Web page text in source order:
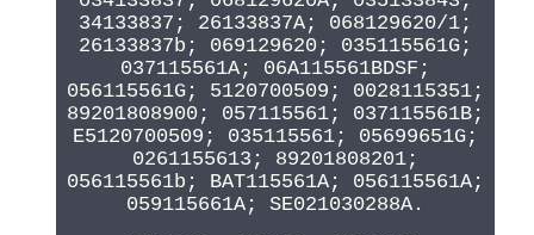
34133837; 26133837A; 068129620/1;
26133837b; 069129620; 035115561G;
037115561A; 06A115561BDSF;
056115561G; 5120700509; 0028115351;
89201808900; 057115561; 037115561B;
E5120700509; 035115561; 05699651G;
0261155613; 89201808201;
056115561b; BAT115561A; 056115561A;
059115661A; SE021030288A.